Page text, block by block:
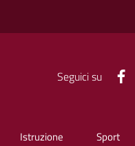
Seguici su
Istruzione Sport